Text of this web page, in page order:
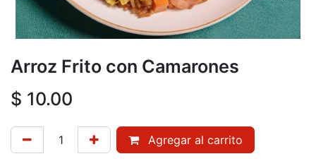
Arroz Frito con Camarones
$ 10.00
Agregar al carrito